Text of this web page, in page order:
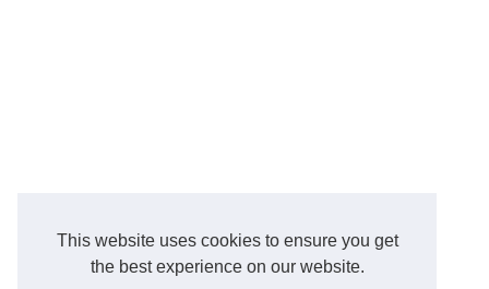
This website uses cookies to ensure you get
the best experience on our website.